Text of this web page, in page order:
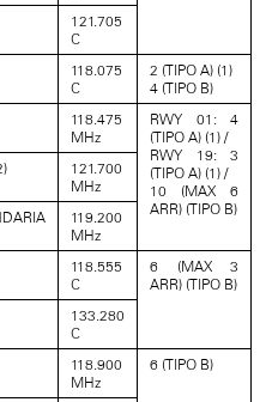
121.705
C
118.075
C
2 (TIPO A) (1)
4 (TIPO B)
118.475
MHz
RWY 01: 4
(TIPO A) (1) /
RWY 19: 3
(TIPO A) (1) /
10 (MAX 6
ARR) (TIPO B)
121.700
MHz
119.200
MHz
118.555
C
6 (MAX 3
ARR) (TIPO B)
133.280
C
118.900
MHz
6 (TIPO B)